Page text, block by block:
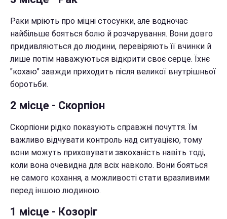
Раки мріють про міцні стосунки, але водночас
найбільше бояться болю й розчарування. Вони довго
придивляються до людини, перевіряють її вчинки й
лише потім наважуються відкрити своє серце. Їхнє
"кохаю" завжди приходить після великої внутрішньої
боротьби.
2 місце - Скорпіон
Скорпіони рідко показують справжні почуття. Їм
важливо відчувати контроль над ситуацією, тому
вони можуть приховувати закоханість навіть тоді,
коли вона очевидна для всіх навколо. Вони бояться
не самого кохання, а можливості стати вразливими
перед іншою людиною.
1 місце - Козоріг